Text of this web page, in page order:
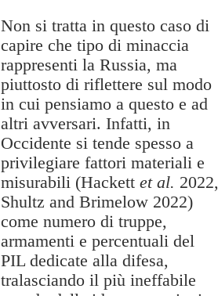
Non si tratta in questo caso di
capire che tipo di minaccia
rappresenti la Russia, ma
piuttosto di riflettere sul modo
in cui pensiamo a questo e ad
altri avversari. Infatti, in
Occidente si tende spesso a
privilegiare fattori materiali e
misurabili (Hackett et al. 2022,
Shultz and Brimelow 2022)
come numero di truppe,
armamenti e percentuali del
PIL dedicate alla difesa,
tralasciando il più ineffabile